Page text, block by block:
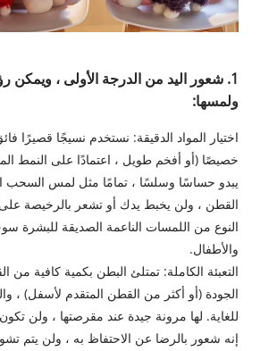
1. شعور اليد من الدرجة الأولى ، ويمكن
ولمسها:
اختيار المواد الدقيقة: نستخدم نسيجًا قصيرًا
خصيصًا (أو أفخم طويل ، اعتمادًا على النمط
يبدو حساسًا وسلسًا ، تمامًا مثل لمس السحب
القطن ، ولن يخبط يدك أو تشعر بالرخيصة على
النوع من اللمسات الناعمة الصديقة للبشرة
والأطفال.
الجودة (أو أكثر من القطن المتقدم لأسفل) ،
للغاية. لها مرونة جيدة عند مقرصتها ، ولن
إنه شعور بالرضا عن الاحتفاظ به ، ولن يتم